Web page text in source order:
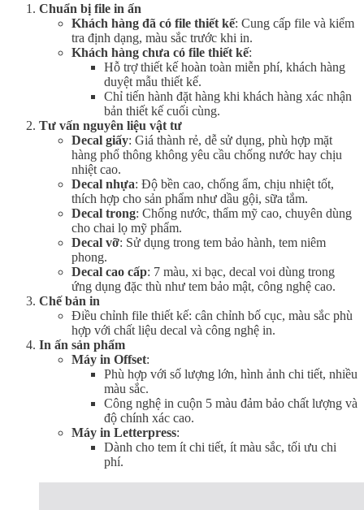
Chuẩn bị file in ấn
Khách hàng đã có file thiết kế: Cung cấp file và kiểm
tra định dạng, màu sắc trước khi in.
Khách hàng chưa có file thiết kế:
Hỗ trợ thiết kế hoàn toàn miễn phí, khách hàng
duyệt mẫu thiết kế.
Chỉ tiến hành đặt hàng khi khách hàng xác nhận
bản thiết kế cuối cùng.
Tư vấn nguyên liệu vật tư
Decal giấy: Giá thành rẻ, dễ sử dụng, phù hợp mặt
hàng phổ thông không yêu cầu chống nước hay chịu
nhiệt cao.
Decal nhựa: Độ bền cao, chống ẩm, chịu nhiệt tốt,
thích hợp cho sản phẩm như dầu gội, sữa tắm.
Decal trong: Chống nước, thẩm mỹ cao, chuyên dùng
cho chai lọ mỹ phẩm.
Decal vỡ: Sử dụng trong tem bảo hành, tem niêm
phong.
Decal cao cấp: 7 màu, xi bạc, decal voi dùng trong
ứng dụng đặc thù như tem bảo mật, công nghệ cao.
Chế bản in
Điều chỉnh file thiết kế: cân chỉnh bố cục, màu sắc phù
hợp với chất liệu decal và công nghệ in.
In ấn sản phẩm
Máy in Offset:
Phù hợp với số lượng lớn, hình ảnh chi tiết, nhiều
màu sắc.
Công nghệ in cuộn 5 màu đảm bảo chất lượng và
độ chính xác cao.
Máy in Letterpress:
Dành cho tem ít chi tiết, ít màu sắc, tối ưu chi
phí.